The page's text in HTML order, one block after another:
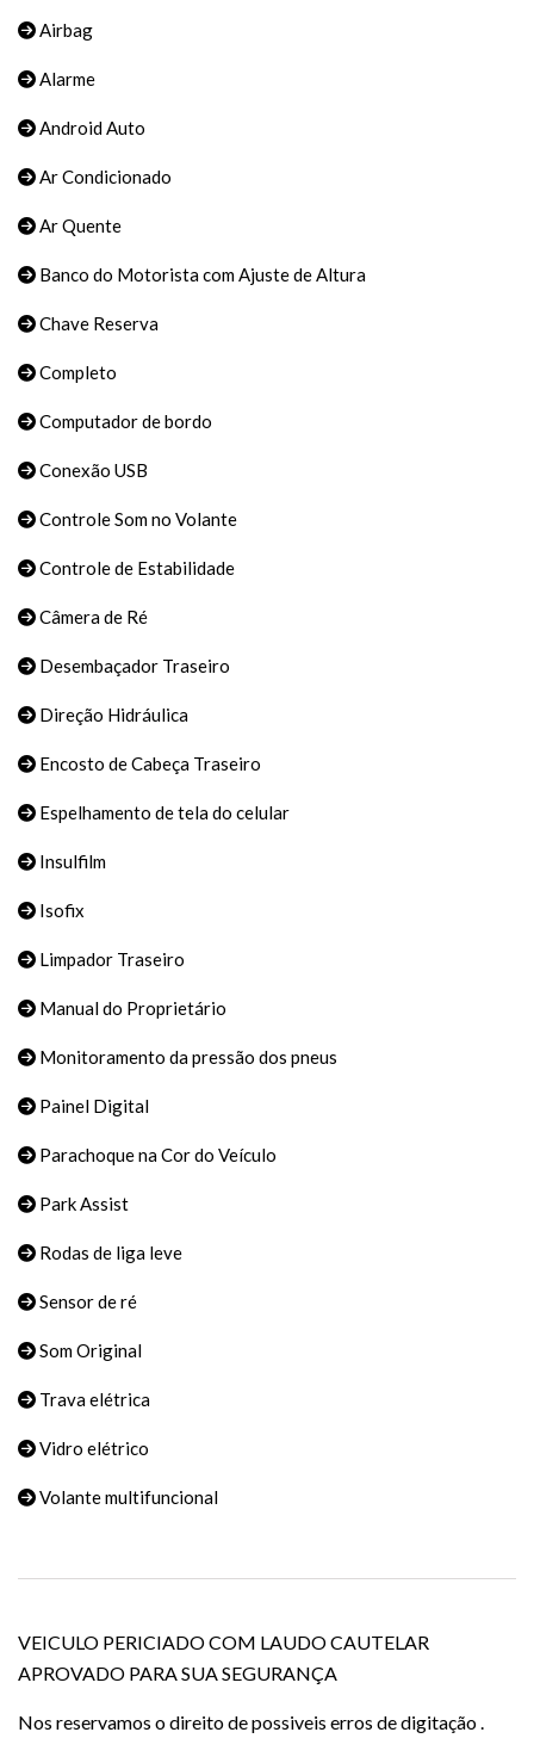
Airbag
Alarme
Android Auto
Ar Condicionado
Ar Quente
Banco do Motorista com Ajuste de Altura
Chave Reserva
Completo
Computador de bordo
Conexão USB
Controle Som no Volante
Controle de Estabilidade
Câmera de Ré
Desembaçador Traseiro
Direção Hidráulica
Encosto de Cabeça Traseiro
Espelhamento de tela do celular
Insulfilm
Isofix
Limpador Traseiro
Manual do Proprietário
Monitoramento da pressão dos pneus
Painel Digital
Parachoque na Cor do Veículo
Park Assist
Rodas de liga leve
Sensor de ré
Som Original
Trava elétrica
Vidro elétrico
Volante multifuncional
VEICULO PERICIADO COM LAUDO CAUTELAR
APROVADO PARA SUA SEGURANÇA
Nos reservamos o direito de possiveis erros de digitação .